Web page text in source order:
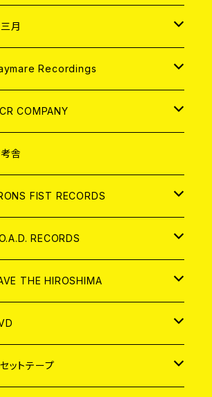
レル
月
Recordings
COMPANY
レル
舎
FIST RECORDS
RECORDS
THE HIROSHIMA
レル
ットテープ